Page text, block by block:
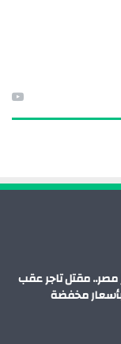
مصر.. مقتل تاجر عقب
بأسعار مخفضة